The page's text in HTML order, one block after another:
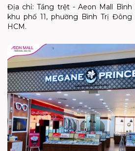
Địa chỉ: Tầng trệt - Aeon Mall Bình
khu phố 11, phường Bình Trị Đông
HCM.